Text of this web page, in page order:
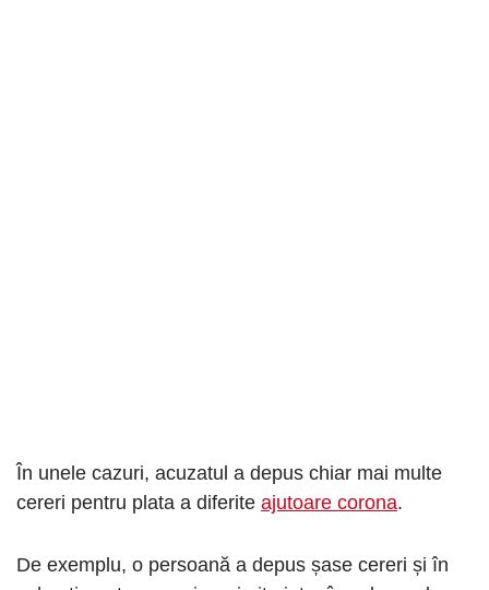
În unele cazuri, acuzatul a depus chiar mai multe
cereri pentru plata a diferite ajutoare corona.
De exemplu, o persoană a depus șase cereri și în